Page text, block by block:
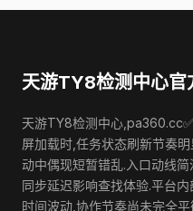
天游TY8检测中心官
天游TY8检测中心
屏加载时,任务状态刷新节奏
动中偶现短暂错乱.入口动线
同步延迟影响查找体验.平台
时间波动,协作节奏尚未完全